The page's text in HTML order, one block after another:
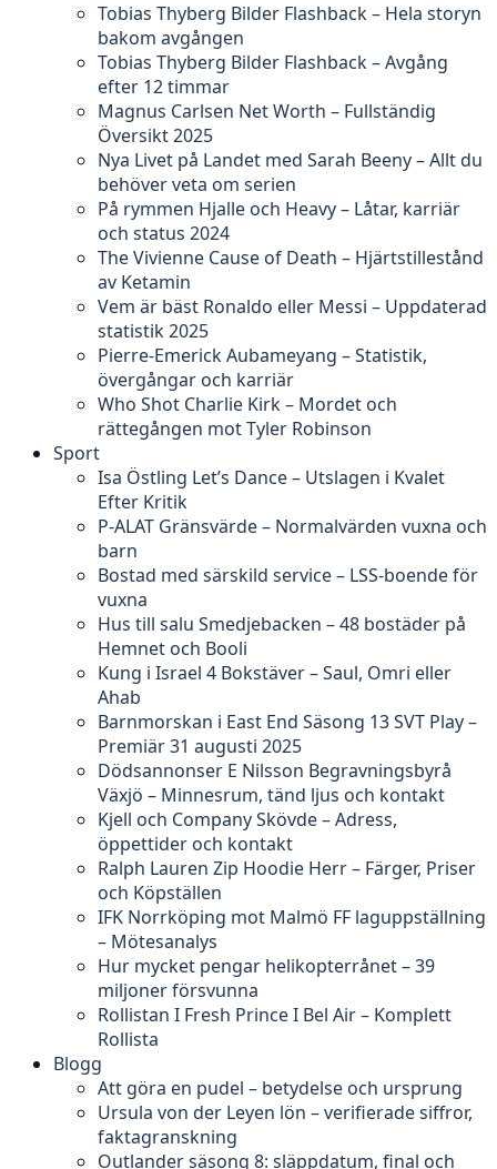
Tobias Thyberg Bilder Flashback – Hela storyn
bakom avgången
Tobias Thyberg Bilder Flashback – Avgång
efter 12 timmar
Magnus Carlsen Net Worth – Fullständig
Översikt 2025
Nya Livet på Landet med Sarah Beeny – Allt du
behöver veta om serien
På rymmen Hjalle och Heavy – Låtar, karriär
och status 2024
The Vivienne Cause of Death – Hjärtstillestånd
av Ketamin
Vem är bäst Ronaldo eller Messi – Uppdaterad
statistik 2025
Pierre-Emerick Aubameyang – Statistik,
övergångar och karriär
Who Shot Charlie Kirk – Mordet och
rättegången mot Tyler Robinson
Sport
Isa Östling Let’s Dance – Utslagen i Kvalet
Efter Kritik
P-ALAT Gränsvärde – Normalvärden vuxna och
barn
Bostad med särskild service – LSS-boende för
vuxna
Hus till salu Smedjebacken – 48 bostäder på
Hemnet och Booli
Kung i Israel 4 Bokstäver – Saul, Omri eller
Ahab
Barnmorskan i East End Säsong 13 SVT Play –
Premiär 31 augusti 2025
Dödsannonser E Nilsson Begravningsbyrå
Växjö – Minnesrum, tänd ljus och kontakt
Kjell och Company Skövde – Adress,
öppettider och kontakt
Ralph Lauren Zip Hoodie Herr – Färger, Priser
och Köpställen
IFK Norrköping mot Malmö FF laguppställning
– Mötesanalys
Hur mycket pengar helikopterrånet – 39
miljoner försvunna
Rollistan I Fresh Prince I Bel Air – Komplett
Rollista
Blogg
Att göra en pudel – betydelse och ursprung
Ursula von der Leyen lön – verifierade siffror,
faktagranskning
Outlander säsong 8: släppdatum, final och